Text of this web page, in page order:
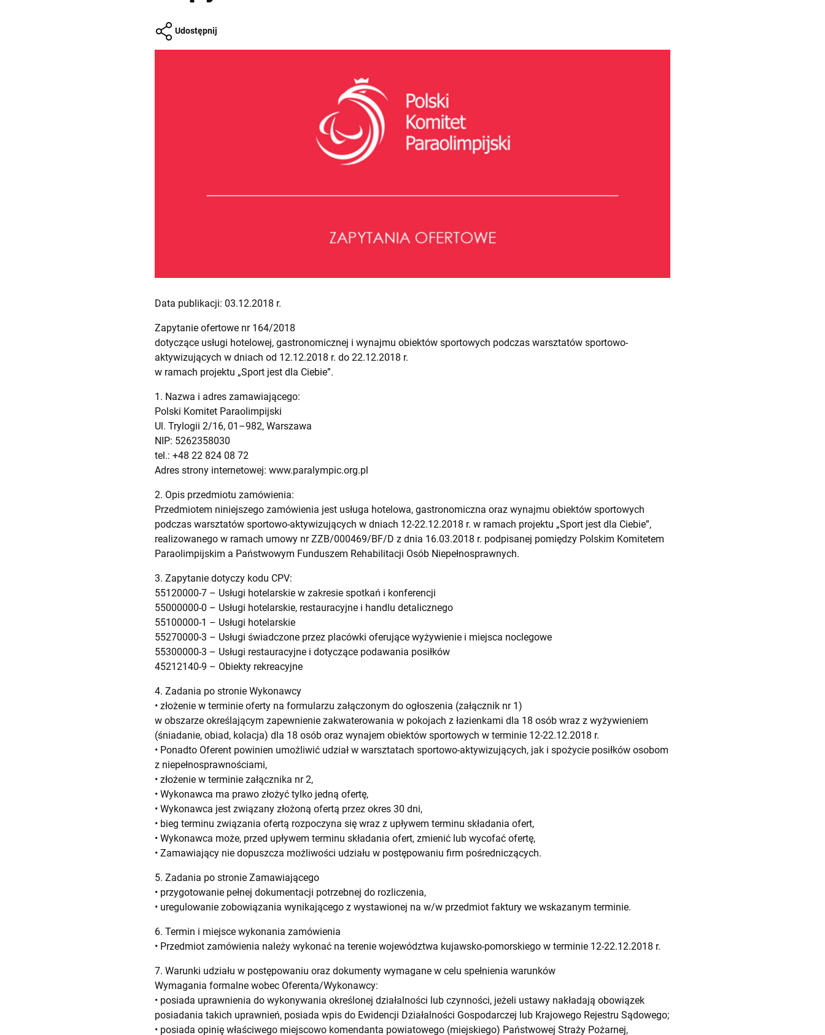
Udostępnij
Data publikacji: 03.12.2018 r.
Zapytanie ofertowe nr 164/2018
dotyczące usługi hotelowej, gastronomicznej i wynajmu obiektów sportowych podczas warsztatów sportowo-
aktywizujących w dniach od 12.12.2018 r. do 22.12.2018 r.
w ramach projektu „Sport jest dla Ciebie”.
1. Nazwa i adres zamawiającego:
Polski Komitet Paraolimpijski
Ul. Trylogii 2/16, 01–982, Warszawa
NIP: 5262358030
tel.: +48 22 824 08 72
Adres strony internetowej: www.paralympic.org.pl
2. Opis przedmiotu zamówienia:
Przedmiotem niniejszego zamówienia jest usługa hotelowa, gastronomiczna oraz wynajmu obiektów sportowych
podczas warsztatów sportowo-aktywizujących w dniach 12-22.12.2018 r. w ramach projektu „Sport jest dla Ciebie”,
realizowanego w ramach umowy nr ZZB/000469/BF/D z dnia 16.03.2018 r. podpisanej pomiędzy Polskim Komitetem
Paraolimpijskim a Państwowym Funduszem Rehabilitacji Osób Niepełnosprawnych.
3. Zapytanie dotyczy kodu CPV:
55120000-7 – Usługi hotelarskie w zakresie spotkań i konferencji
55000000-0 – Usługi hotelarskie, restauracyjne i handlu detalicznego
55100000-1 – Usługi hotelarskie
55270000-3 – Usługi świadczone przez placówki oferujące wyżywienie i miejsca noclegowe
55300000-3 – Usługi restauracyjne i dotyczące podawania posiłków
45212140-9 – Obiekty rekreacyjne
4. Zadania po stronie Wykonawcy
• złożenie w terminie oferty na formularzu załączonym do ogłoszenia (załącznik nr 1)
w obszarze określającym zapewnienie zakwaterowania w pokojach z łazienkami dla 18 osób wraz z wyżywieniem
(śniadanie, obiad, kolacja) dla 18 osób oraz wynajem obiektów sportowych w terminie 12-22.12.2018 r.
• Ponadto Oferent powinien umożliwić udział w warsztatach sportowo-aktywizujących, jak i spożycie posiłków osobom
z niepełnosprawnościami,
• złożenie w terminie załącznika nr 2,
• Wykonawca ma prawo złożyć tylko jedną ofertę,
• Wykonawca jest związany złożoną ofertą przez okres 30 dni,
• bieg terminu związania ofertą rozpoczyna się wraz z upływem terminu składania ofert,
• Wykonawca może, przed upływem terminu składania ofert, zmienić lub wycofać ofertę,
• Zamawiający nie dopuszcza możliwości udziału w postępowaniu firm pośredniczących.
5. Zadania po stronie Zamawiającego
• przygotowanie pełnej dokumentacji potrzebnej do rozliczenia,
• uregulowanie zobowiązania wynikającego z wystawionej na w/w przedmiot faktury we wskazanym terminie.
6. Termin i miejsce wykonania zamówienia
• Przedmiot zamówienia należy wykonać na terenie województwa kujawsko-pomorskiego w terminie 12-22.12.2018 r.
7. Warunki udziału w postępowaniu oraz dokumenty wymagane w celu spełnienia warunków
Wymagania formalne wobec Oferenta/Wykonawcy:
• posiada uprawnienia do wykonywania określonej działalności lub czynności, jeżeli ustawy nakładają obowiązek
posiadania takich uprawnień, posiada wpis do Ewidencji Działalności Gospodarczej lub Krajowego Rejestru Sądowego;
• posiada opinię właściwego miejscowo komendanta powiatowego (miejskiego) Państwowej Straży Pożarnej,